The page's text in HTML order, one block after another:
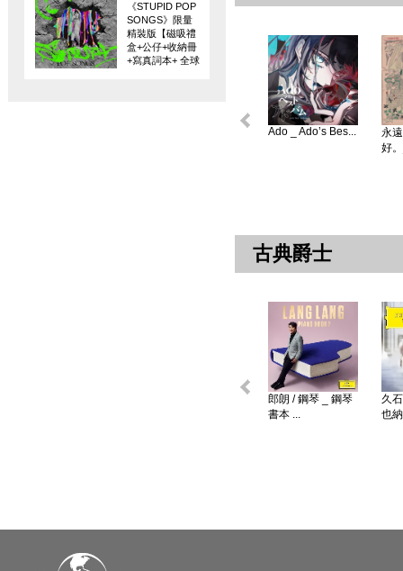
《STUPID POP
SONGS》限量
精裝版【磁吸禮
盒+公仔+收納冊
+寫真詞本+ 全球
Ado _ Ado’s Bes...
永
好
古典爵士
郎朗 / 鋼琴 _ 鋼琴
書本 ...
久
也